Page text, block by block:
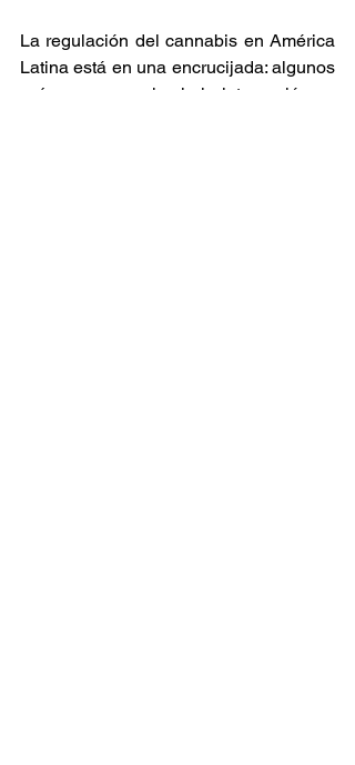
La regulación del cannabis en América
Latina está en una encrucijada: algunos
países avanzan hacia la integración en